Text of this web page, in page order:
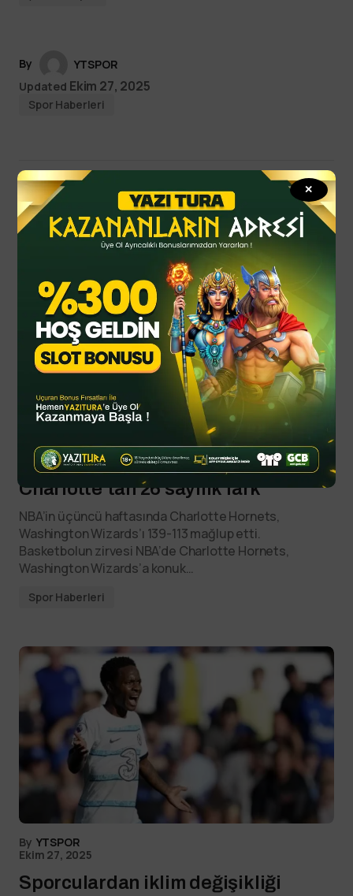
✕
By
YTSPOR
Updated Ekim 27, 2025
Spor Haberleri
Read Next
YTSPOR
Ekim 27, 2025
Charlotte’tan 26 sayılık fark
NBA’in üçüncü haftasında Charlotte Hornets,
Washington Wizards’ı 139-113 mağlup etti.
Basketbolun zirvesi NBA’de Charlotte Hornets,
Washington Wizards’a konuk…
Spor Haberleri
By YTSPOR
Ekim 27, 2025
Sporculardan iklim değişikliği